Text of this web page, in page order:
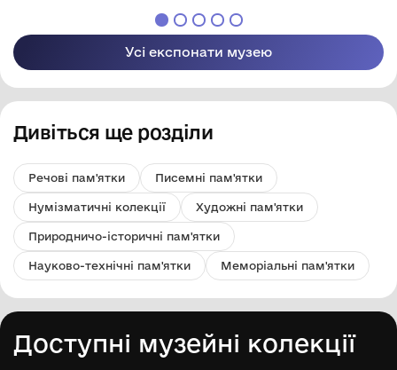
Усі експонати музею
Дивіться ще розділи
Речові пам'ятки Писемні пам'ятки
Нумізматичні колекції Художні пам'ятки
Природничо-історичні пам'ятки
Науково-технічні пам'ятки Меморіальні пам'ятки
Доступні музейні колекції